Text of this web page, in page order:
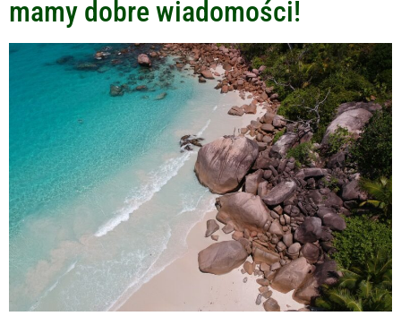
mamy dobre wiadomości!